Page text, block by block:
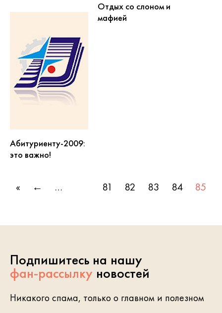
Отдых со слоном и
мафией
Абитуриенту-2009:
это важно!
« ← … 81 82 83 84 85
Подпишитесь на нашу
фан-рассылку новостей
Никакого спама, только о главном и полезном